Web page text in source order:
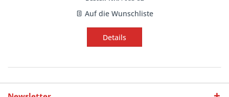
Auf die Wunschliste
Details